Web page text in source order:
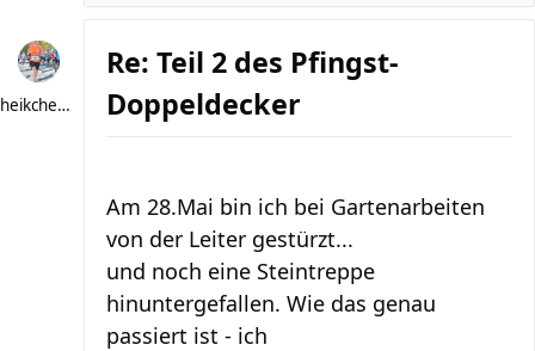
heikchen007
Re: Teil 2 des Pfingst-
Doppeldecker
Am 28.Mai bin ich bei Gartenarbeiten
von der Leiter gestürzt...
und noch eine Steintreppe
hinuntergefallen. Wie das genau
passiert ist - ich